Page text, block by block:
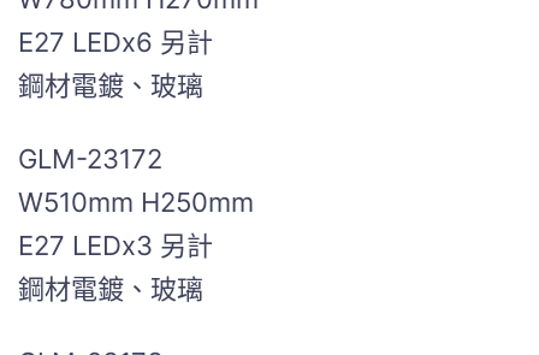
E27 LEDx6 另計
鋼材電鍍、玻璃
GLM-23172
W510mm H250mm
E27 LEDx3 另計
鋼材電鍍、玻璃